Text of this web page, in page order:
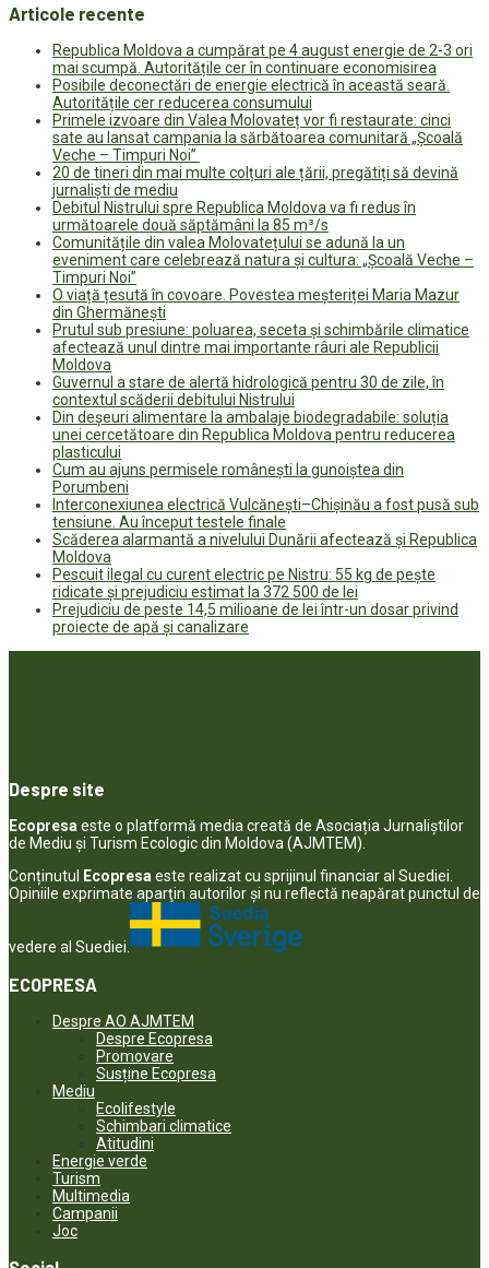
Articole recente
Republica Moldova a cumpărat pe 4 august energie de 2-3 ori
mai scumpă. Autoritățile cer în continuare economisirea
Posibile deconectări de energie electrică în această seară.
Autoritățile cer reducerea consumului
Primele izvoare din Valea Molovateț vor fi restaurate: cinci
sate au lansat campania la sărbătoarea comunitară „Școală
Veche – Timpuri Noi”
20 de tineri din mai multe colțuri ale țării, pregătiți să devină
jurnaliști de mediu
Debitul Nistrului spre Republica Moldova va fi redus în
următoarele două săptămâni la 85 m³/s
Comunitățile din valea Molovatețului se adună la un
eveniment care celebrează natura și cultura: „Școală Veche –
Timpuri Noi”
O viață țesută în covoare. Povestea meșteriței Maria Mazur
din Ghermănești
Prutul sub presiune: poluarea, seceta și schimbările climatice
afectează unul dintre mai importante râuri ale Republicii
Moldova
Guvernul a stare de alertă hidrologică pentru 30 de zile, în
contextul scăderii debitului Nistrului
Din deșeuri alimentare la ambalaje biodegradabile: soluția
unei cercetătoare din Republica Moldova pentru reducerea
plasticului
Cum au ajuns permisele românești la gunoiștea din
Porumbeni
Interconexiunea electrică Vulcănești–Chișinău a fost pusă sub
tensiune. Au început testele finale
Scăderea alarmantă a nivelului Dunării afectează și Republica
Moldova
Pescuit ilegal cu curent electric pe Nistru: 55 kg de pește
ridicate și prejudiciu estimat la 372 500 de lei
Prejudiciu de peste 14,5 milioane de lei într-un dosar privind
proiecte de apă și canalizare
Despre site
Ecopresa este o platformă media creată de Asociația Jurnaliștilor
de Mediu și Turism Ecologic din Moldova (AJMTEM).
Conținutul
Ecopresa este realizat cu sprijinul financiar al Suediei.
Opiniile exprimate aparţin autorilor şi nu reflectă neapărat punctul de
vedere al Suediei.
ECOPRESA
Despre AO AJMTEM
Despre Ecopresa
Promovare
Susține Ecopresa
Mediu
Ecolifestyle
Schimbari climatice
Atitudini
Energie verde
Turism
Multimedia
Campanii
Joc